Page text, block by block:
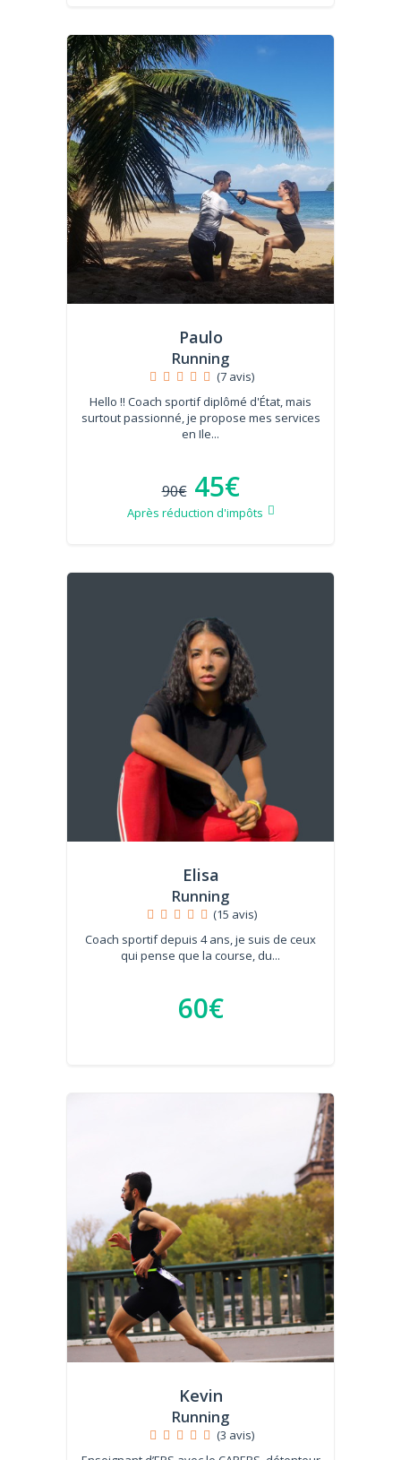
Paulo
Running
(7 avis)
Hello !! Coach sportif diplômé d'État, mais
surtout passionné, je propose mes services
en Ile...
90€ 45€
Après réduction d'impôts
Elisa
Running
(15 avis)
Coach sportif depuis 4 ans, je suis de ceux
qui pense que la course, du...
60€
Kevin
Running
(3 avis)